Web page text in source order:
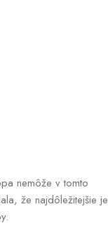
nemôže v tomto
že najdôležitejšie je